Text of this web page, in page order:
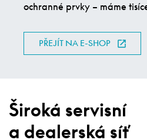
ochranné prvky – máme
PŘEJÍT NA E-SHOP
Široká servisní
a dealerská síť